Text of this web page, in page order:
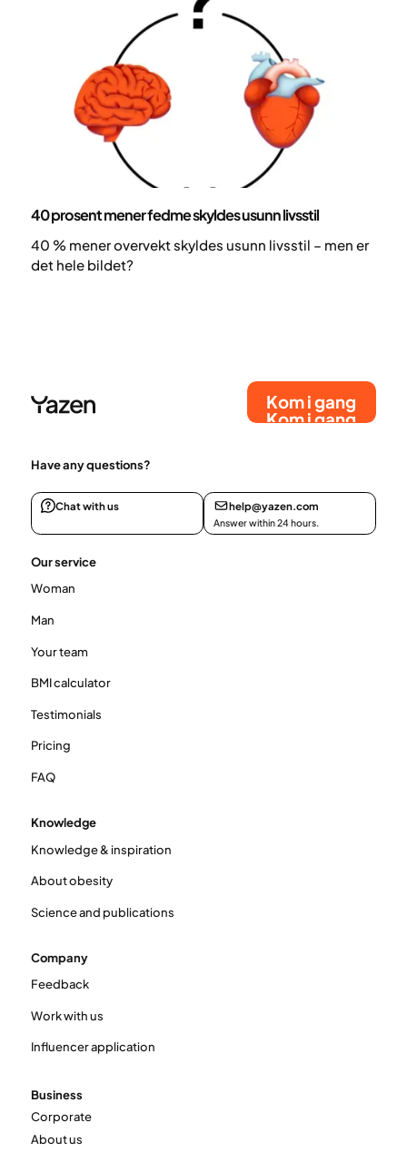
40 prosent mener fedme skyldes usunn livsstil
40 % mener overvekt skyldes usunn livsstil – men er
det hele bildet?
Kom i gang
Kom i gang
Have any questions?
Chat with us help@yazen.com
Answer within 24 hours.
Our service
Woman
Man
Your team
BMI calculator
Testimonials
Pricing
FAQ
Knowledge
Knowledge & inspiration
About obesity
Science and publications
Company
Feedback
Work with us
Influencer application
Business
Corporate
About us